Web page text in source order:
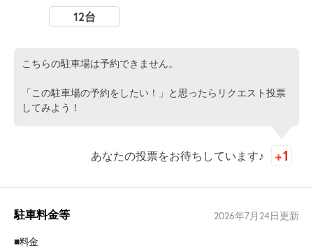
12台
こちらの駐車場は予約できません。
「この駐車場の予約をしたい！」と思ったらリクエスト投票
してみよう！
あなたの投票をお待ちしています♪
駐車料金等 2026年7月24日更新
■料金